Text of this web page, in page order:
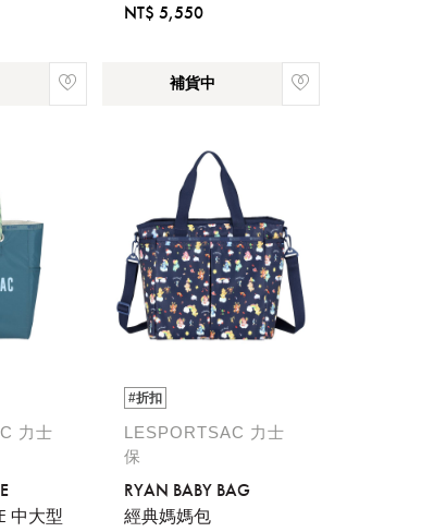
NT$ 5,550
補貨中
力士
中大型
#折扣
LESPORTSAC 力士
保
RYAN BABY BAG
經典媽媽包